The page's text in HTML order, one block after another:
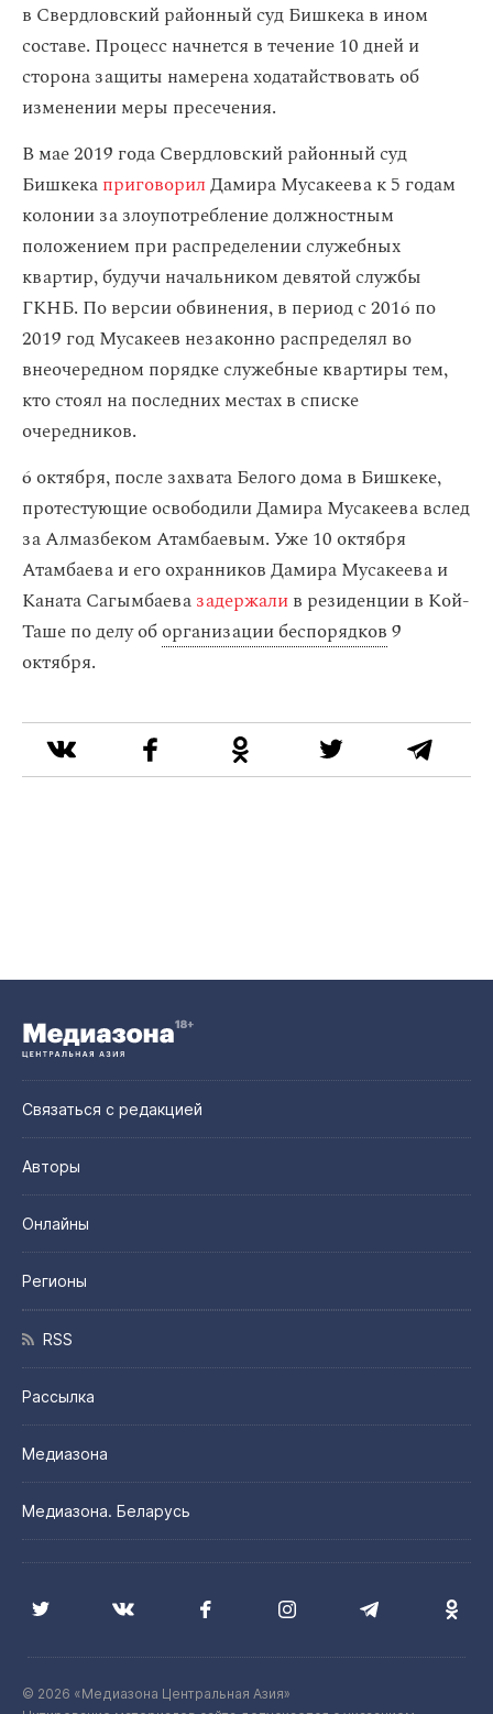
в Свердловский районный суд Бишкека в ином
составе. Процесс начнется в течение 10 дней и
сторона защиты намерена ходатайствовать об
изменении меры пресечения.
В мае 2019 года Свердловский районный суд
БишкекаприговорилДамира Мусакеева к 5 годам
колонии за злоупотребление должностным
положением при распределении служебных
квартир, будучи начальником девятой службы
ГКНБ. По версии обвинения, в период с 2016 по
2019 год Мусакеев незаконно распределял во
внеочередном порядке служебные квартиры тем,
кто стоял на последних местах в списке
очередников.
6 октября, после захвата Белого дома в Бишкеке,
протестующие освободили Дамира Мусакеева вслед
за Алмазбеком Атамбаевым. Уже 10 октября
Атамбаева и его охранников Дамира Мусакеева и
Каната Сагымбаевазадержалив резиденции в Кой-
Таше по делу оборганизации беспорядков9
октября.
Связаться с редакцией
Авторы
Онлайны
Регионы
RSS
Рассылка
Медиазона
Медиазона. Беларусь
© 2026 «Медиазона Центральная Азия»